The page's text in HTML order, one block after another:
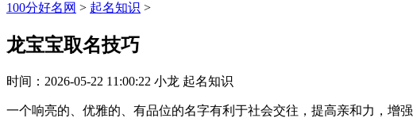
100分好名网 > 起名知识 >
龙宝宝取名技巧
时间： 2026-05-22 11:00:22 小龙 起名知识
一个响亮的、优雅的、有品位的名字有利于社会交往，提高亲和力，增